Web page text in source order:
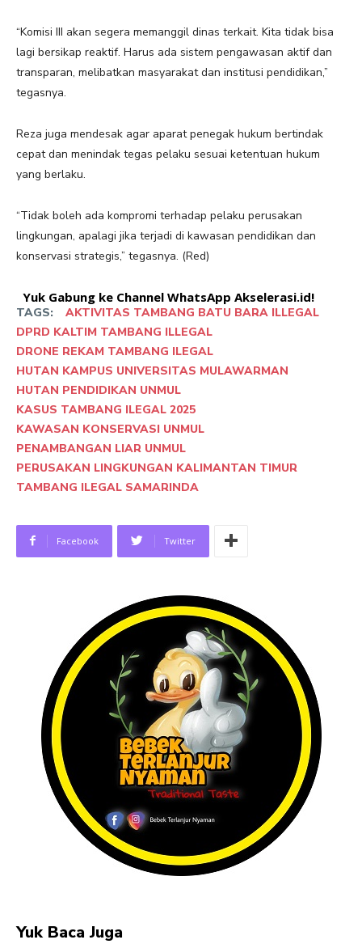
“Komisi III akan segera memanggil dinas terkait. Kita tidak bisa
lagi bersikap reaktif. Harus ada sistem pengawasan aktif dan
transparan, melibatkan masyarakat dan institusi pendidikan,”
tegasnya.
Reza juga mendesak agar aparat penegak hukum bertindak
cepat dan menindak tegas pelaku sesuai ketentuan hukum
yang berlaku.
“Tidak boleh ada kompromi terhadap pelaku perusakan
lingkungan, apalagi jika terjadi di kawasan pendidikan dan
konservasi strategis,” tegasnya. (Red)
Yuk Gabung ke Channel WhatsApp Akselerasi.id!
TAGS:
AKTIVITAS TAMBANG BATU BARA ILLEGAL
DPRD KALTIM TAMBANG ILLEGAL
DRONE REKAM TAMBANG ILEGAL
HUTAN KAMPUS UNIVERSITAS MULAWARMAN
HUTAN PENDIDIKAN UNMUL
KASUS TAMBANG ILEGAL 2025
KAWASAN KONSERVASI UNMUL
PENAMBANGAN LIAR UNMUL
PERUSAKAN LINGKUNGAN KALIMANTAN TIMUR
TAMBANG ILEGAL SAMARINDA
Facebook Twitter
Yuk Baca Juga